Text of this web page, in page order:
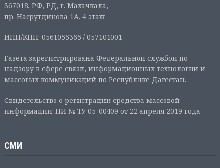
367018, РФ, РД, г. Махачкала,
пр. Насрутдинова 1А, 4 этаж
ИНН/КПП: 0561055365 / 057101001
Газета зарегистрирована Федеральной службой по
надзору в сфере связи, информационных технологий и
массовых коммуникаций по Республике Дагестан.
Свидетельство о регистрации средства массовой
информации: ПИ № ТУ 05-00409 от 22 апреля 2019 года
СМИ